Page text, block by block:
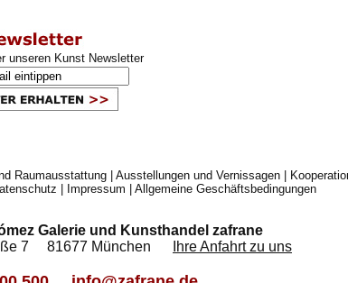
unseren Kunst Newsletter
Raumausstattung Ausstellungen und Vernissagen
Impressum Allgemeine Geschäftsbedingungen
Galerie und Kunsthandel zafrane
7 81677 München
Ihre Anfahrt zu uns